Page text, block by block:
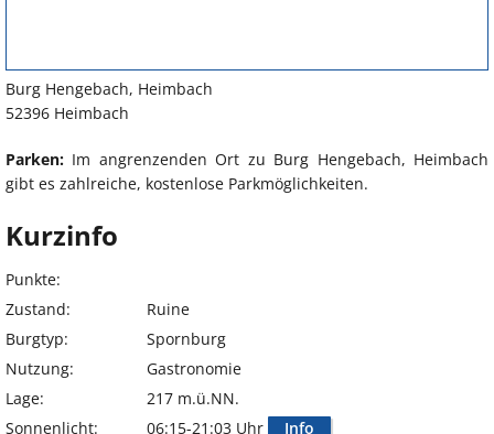
Burg Hengebach, Heimbach
52396 Heimbach
Parken: Im angrenzenden Ort zu Burg Hengebach, Heimbach
gibt es zahlreiche, kostenlose Parkmöglichkeiten.
Kurzinfo
Punkte:
Zustand:
Ruine
Burgtyp:
Spornburg
Nutzung:
Gastronomie
Lage:
217 m.ü.NN.
Sonnenlicht:
06:15-21:03 Uhr Info